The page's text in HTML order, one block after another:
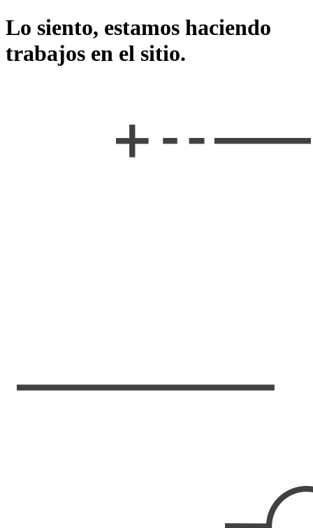
Lo siento, estamos haciendo
trabajos en el sitio.